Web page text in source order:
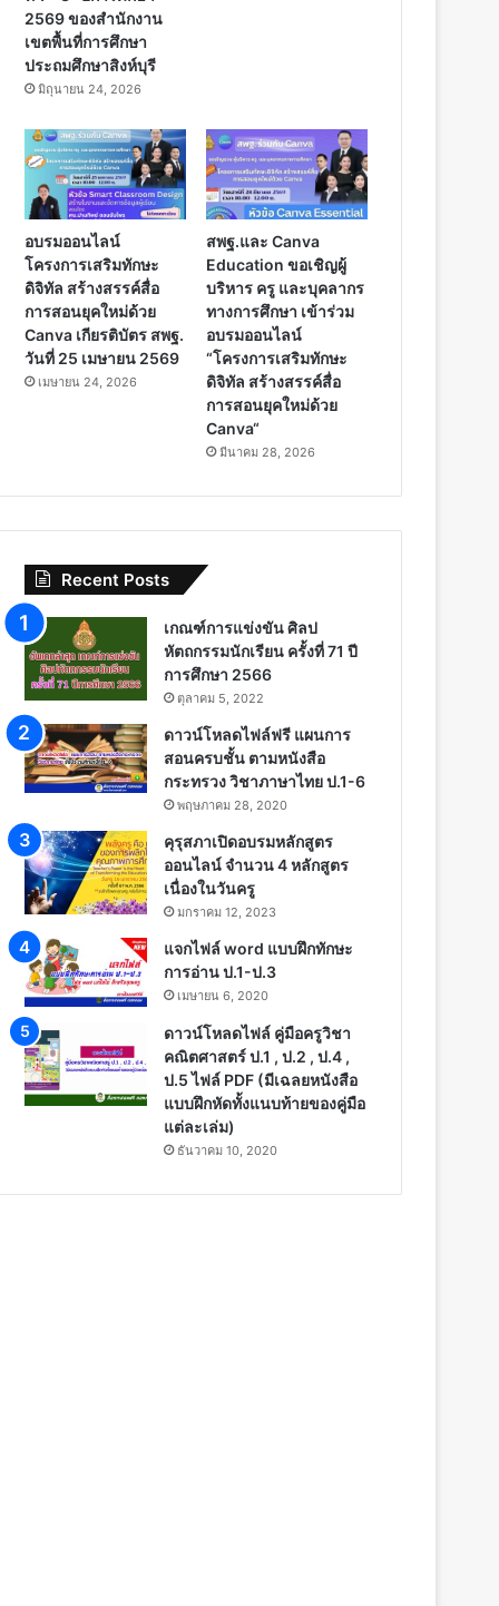
2569 ของสำนักงาน
เขตพื้นที่การศึกษา
ประถมศึกษาสิงห์บุรี
มิถุนายน 24, 2026
อบรมออนไลน์
โครงการเสริมทักษะ
ดิจิทัล สร้างสรรค์สื่อ
การสอนยุคใหม่ด้วย
Canva เกียรติบัตร สพฐ.
วันที่ 25 เมษายน 2569
เมษายน 24, 2026
สพฐ.และ Canva
Education ขอเชิญผู้
บริหาร ครู และบุคลากร
ทางการศึกษา เข้าร่วม
อบรมออนไลน์
“โครงการเสริมทักษะ
ดิจิทัล สร้างสรรค์สื่อ
การสอนยุคใหม่ด้วย
Canva“
มีนาคม 28, 2026
Recent Posts
เกณฑ์การแข่งขัน ศิลป
หัตถกรรมนักเรียน ครั้งที่ 71 ปี
การศึกษา 2566
ตุลาคม 5, 2022
ดาวน์โหลดไฟล์ฟรี แผนการ
สอนครบชั้น ตามหนังสือ
กระทรวง วิชาภาษาไทย ป.1-6
พฤษภาคม 28, 2020
คุรุสภาเปิดอบรมหลักสูตร
ออนไลน์ จำนวน 4 หลักสูตร
เนื่องในวันครู
มกราคม 12, 2023
แจกไฟล์ word แบบฝึกทักษะ
การอ่าน ป.1-ป.3
เมษายน 6, 2020
ดาวน์โหลดไฟล์ คู่มือครูวิชา
คณิตศาสตร์ ป.1 , ป.2 , ป.4 ,
ป.5 ไฟล์ PDF (มีเฉลยหนังสือ
แบบฝึกหัดทั้งแนบท้ายของคู่มือ
แต่ละเล่ม)
ธันวาคม 10, 2020